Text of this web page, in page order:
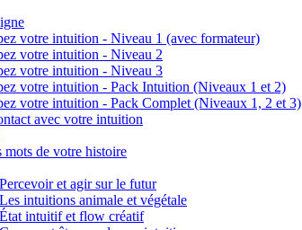
votre intuition - Niveau 1 (avec formateur)
votre intuition - Niveau 2
votre intuition - Niveau 3
votre intuition - Pack Intuition (Niveaux 1 et 2)
votre intuition - Pack Complet (Niveaux 1, 2 et 3)
avec votre intuition
mots de votre histoire
et agir sur le futur
intuitions animale et végétale
intuitif et flow créatif